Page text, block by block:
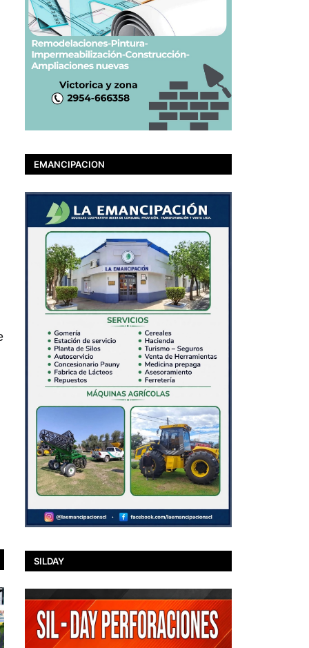
EMANCIPACION
SILDAY